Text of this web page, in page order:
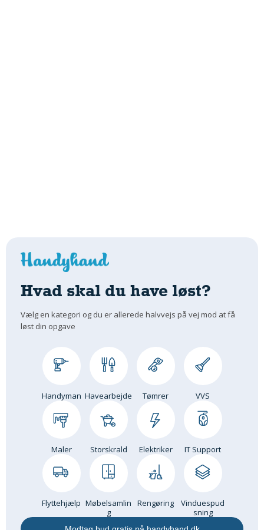
Hvad skal du have løst?
Vælg en kategori og du er allerede halvvejs på vej mod at få
løst din opgave
Handyman Havearbejde Tømrer VVS
Maler Storskrald Elektriker IT Support
Flyttehjælp Møbelsamlin
g
Rengøring
Vinduespud
sning